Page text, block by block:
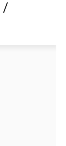
/